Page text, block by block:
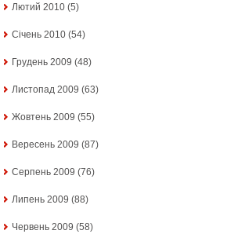
Лютий 2010 (5)
Січень 2010 (54)
Грудень 2009 (48)
Листопад 2009 (63)
Жовтень 2009 (55)
Вересень 2009 (87)
Серпень 2009 (76)
Липень 2009 (88)
Червень 2009 (58)